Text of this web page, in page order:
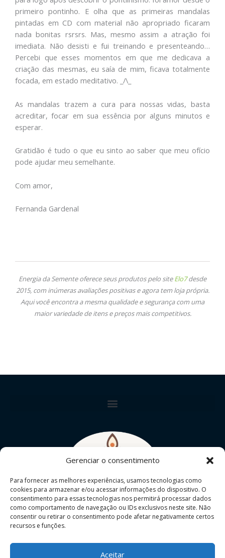
Gerenciar o consentimento
Para fornecer as melhores experiências, usamos tecnologias como
cookies para armazenar e/ou acessar informações do dispositivo. O
consentimento para essas tecnologias nos permitirá processar dados
como comportamento de navegação ou IDs exclusivos neste site. Não
consentir ou retirar o consentimento pode afetar negativamente certos
recursos e funções.
Aceitar
primeiro pontinho. E olha que as primeiras mandalas
pintadas em CD com material não apropriado ficaram
nada bonitas rsrsrs. Mas, mesmo assim a atração foi
imediata. Não desisti e fui treinando e presenteando…
Percebi que esses momentos em que me dedicava a
criação das mesmas, eu saía de mim, ficava totalmente
focada, em estado meditativo. _/\_
As mandalas trazem a cura para nossas vidas, basta
acreditar, focar em sua essência por alguns minutos e
esperar.
Gratidão é tudo o que eu sinto ao saber que meu ofício
pode ajudar meu semelhante.
Com amor,
Fernanda Gardenal
Energia da Semente oferece seus produtos pelo siteElo7desde
2015, com inúmeras avaliações positivas e agora tem loja própria.
Aqui você encontra a mesma qualidade e segurança com uma
maior variedade de itens e preços mais competitivos.